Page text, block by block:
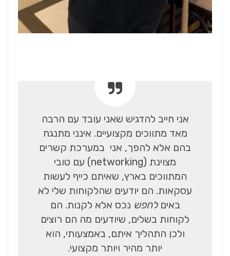
אני חייב להדגיש שאני עובד עם הרבה
מאד מתווכים מקצועיים. אינני מתנגח
בהם אלא להפך, אני במערכת קשרים
מצוינת (networking) עם טובי
המתווכים בארץ, שאיתם כייף לעשות
עסקאות. הם יודעים שהלקוחות שלי לא
באיםלחפש נכס אלא לקנות. הם
לקוחות בשלים, שיודעים מה הם רוצים
ולכן התהליך איתם, באמצעותי, הוא
יותר מהיר ויותר מקצועי.